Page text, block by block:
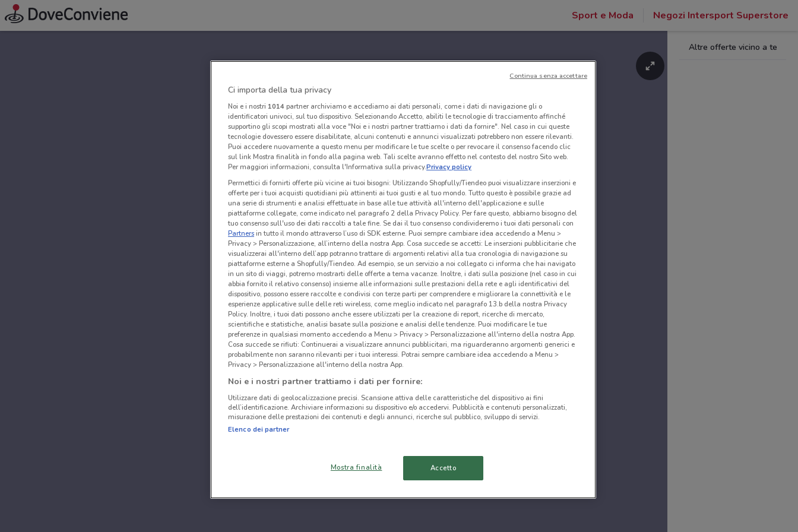
Sport e Moda Negozi Intersport Superstore
Altre offerte vicino a te
Ci importa della tua privacy
Noi e i nostri 1014partner archiviamo e accediamo ai dati personali, come i dati di navigazione gli o
identificatori univoci, sul tuo dispositivo. Selezionando Accetto, abiliti le tecnologie di tracciamento affinché
supportino gli scopi mostrati alla voce "Noi e i nostri partner trattiamo i dati da fornire". Nel caso in cui queste
tecnologie dovessero essere disabilitate, alcuni contenuti e annunci visualizzati potrebbero non essere rilevanti.
Puoi accedere nuovamente a questo menu per modificare le tue scelte o per revocare il consenso facendo clic
sul link Mostra finalità in fondo alla pagina web. Tali scelte avranno effetto nel contesto del nostro Sito web.
Per maggiori informazioni, consulta l'Informativa sulla privacy.Privacy policy
Permettici di fornirti offerte più vicine ai tuoi bisogni: Utilizzando Shopfully/Tiendeo puoi visualizzare inserzioni e
offerte per i tuoi acquisti quotidiani più attinenti ai tuoi gusti e al tuo mondo. Tutto questo è possibile grazie ad
una serie di strumenti e analisi effettuate in base alle tue attività all'interno dell'applicazione e sulle
piattaforme collegate, come indicato nel paragrafo 2 della Privacy Policy. Per fare questo, abbiamo bisogno del
tuo consenso sull'uso dei dati raccolti a tale fine. Se dai il tuo consenso condivideremo i tuoi dati personali con
Partnersin tutto il mondo attraverso l’uso di SDK esterne. Puoi sempre cambiare idea accedendo a Menu >
Privacy > Personalizzazione, all’interno della nostra App. Cosa succede se accetti: Le inserzioni pubblicitarie che
visualizzerai all'interno dell’app potranno trattare di argomenti relativi alla tua cronologia di navigazione su
piattaforme esterne a Shopfully/Tiendeo. Ad esempio, se un servizio a noi collegato ci informa che hai navigato
in un sito di viaggi, potremo mostrarti delle offerte a tema vacanze. Inoltre, i dati sulla posizione (nel caso in cui
abbia fornito il relativo consenso) insieme alle informazioni sulle prestazioni della rete e agli identificativi del
dispositivo, possono essere raccolte e condivisi con terze parti per comprendere e migliorare la connettività e le
esperienze applicative sulle delle reti wireless, come meglio indicato nel paragrafo 13.b della nostra Privacy
Policy. Inoltre, i tuoi dati possono anche essere utilizzati per la creazione di report, ricerche di mercato,
scientifiche e statistiche, analisi basate sulla posizione e analisi delle tendenze. Puoi modificare le tue
preferenze in qualsiasi momento accedendo a Menu > Privacy > Personalizzazione all'interno della nostra App.
Cosa succede se rifiuti: Continuerai a visualizzare annunci pubblicitari, ma riguarderanno argomenti generici e
probabilmente non saranno rilevanti per i tuoi interessi. Potrai sempre cambiare idea accedendo a Menu >
Privacy > Personalizzazione all'interno della nostra App.
Noi e i nostri partner trattiamo i dati per fornire:
Utilizzare dati di geolocalizzazione precisi. Scansione attiva delle caratteristiche del dispositivo ai fini
dell’identificazione. Archiviare informazioni su dispositivo e/o accedervi. Pubblicità e contenuti personalizzati,
misurazione delle prestazioni dei contenuti e degli annunci, ricerche sul pubblico, sviluppo di servizi.
Elenco dei partner
Mostra finalità Accetto
Continua senza accettare